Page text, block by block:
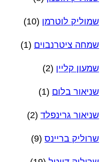
שמוליק לוטרמן (10)
שמחה ציטרנבוים (1)
שמעון קליין (2)
שניאור בלום (1)
שניאור גרינפלד (2)
שרוליק בריינס (9)